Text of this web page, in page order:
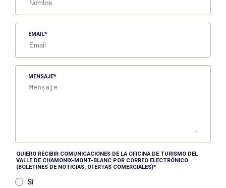
EMAIL
MENSAJE
QUIERO RECIBIR COMUNICACIONES DE LA OFICINA DE TURISMO DEL
VALLE DE CHAMONIX-MONT-BLANC POR CORREO ELECTRÓNICO
(BOLETINES DE NOTICIAS, OFERTAS COMERCIALES)
Sí